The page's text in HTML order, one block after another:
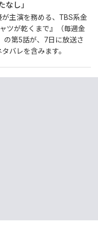
なし」
主演を務める、TBS系金
ツが乾くまで』（毎週金
第5話が、7日に放送さ
バレを含みます。